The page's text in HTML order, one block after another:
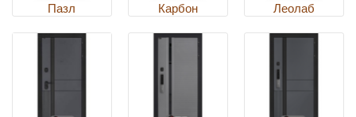
Пазл Карбон Леолаб